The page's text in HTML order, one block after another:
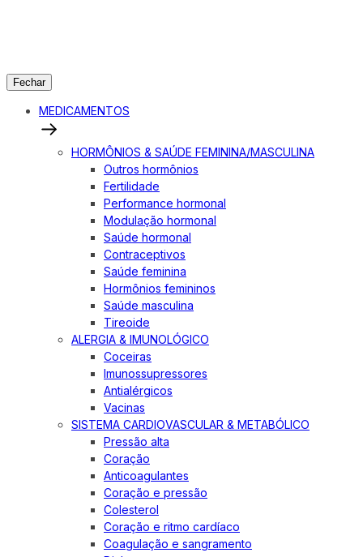
Fechar
MEDICAMENTOS
HORMÔNIOS & SAÚDE FEMININA/MASCULINA
Outros hormônios
Fertilidade
Performance hormonal
Modulação hormonal
Saúde hormonal
Contraceptivos
Saúde feminina
Hormônios femininos
Saúde masculina
Tireoide
ALERGIA & IMUNOLÓGICO
Coceiras
Imunossupressores
Antialérgicos
Vacinas
SISTEMA CARDIOVASCULAR & METABÓLICO
Pressão alta
Coração
Anticoagulantes
Coração e pressão
Colesterol
Coração e ritmo cardíaco
Coagulação e sangramento